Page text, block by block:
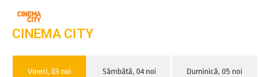
CINEMA CITY
Vineri, 03 noi Sâmbătă, 04 noi Duminică, 05 noi